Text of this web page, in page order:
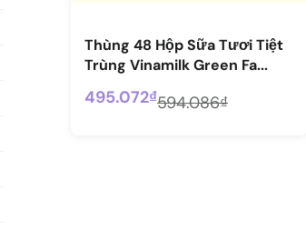
Thùng 48 Hộp Sữa Tươi Tiệt
Trùng Vinamilk Green Fa...
495.072₫594.086₫